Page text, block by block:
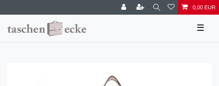
0,00 EUR
☰